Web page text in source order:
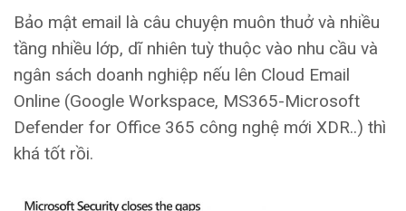
Bảo mật email là câu chuyện muôn thuở và nhiều
tầng nhiều lớp, dĩ nhiên tuỳ thuộc vào nhu cầu và
ngân sách doanh nghiệp nếu lên Cloud Email
Online (Google Workspace, MS365-Microsoft
Defender for Office 365 công nghệ mới XDR..) thì
khá tốt rồi.